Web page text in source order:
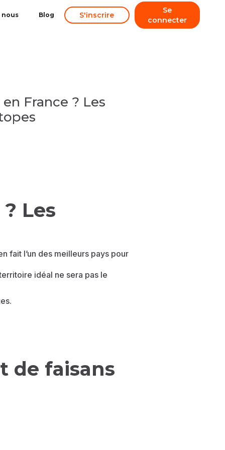
nous Blog S'inscrire
Se
connecter
France ? Les
Les
fait l’un des meilleurs pays pour
idéal ne sera pas le
de faisans